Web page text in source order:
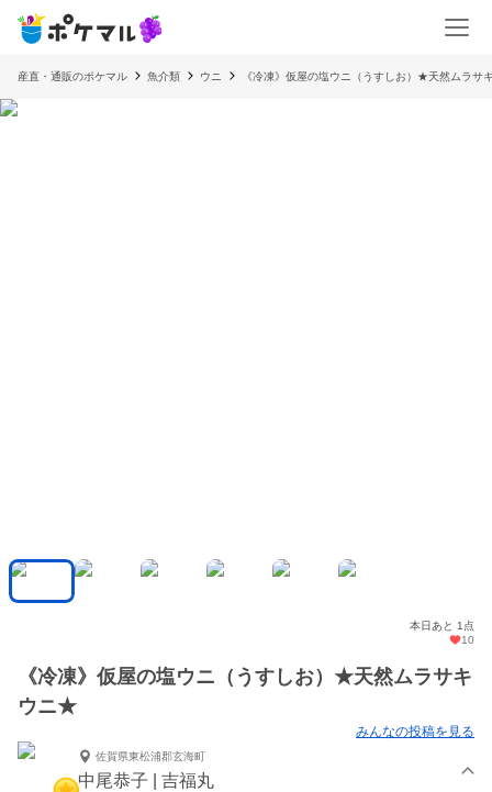
産直・通販のポケマル 魚介類 ウニ 《冷凍》仮屋の塩ウニ（うすしお）★天然ムラサ
本日あと 1点
10
《冷凍》仮屋の塩ウニ（うすしお）★天然ムラサキ
ウニ★
みんなの投稿を見る
佐賀県東松浦郡玄海町
中尾恭子 | 吉福丸